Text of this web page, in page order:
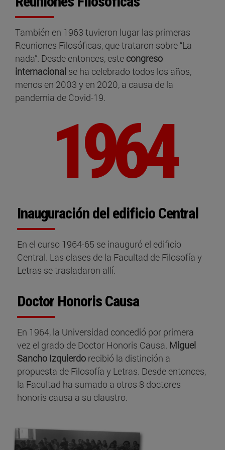
También en 1963 tuvieron lugar las primeras
Reuniones Filosóficas, que trataron sobre “La
nada”. Desde entonces, este congreso
internacional se ha celebrado todos los años,
menos en 2003 y en 2020, a causa de la
pandemia de Covid-19.
1964
Inauguración del edificio Central
En el curso 1964-65 se inauguró el edificio
Central. Las clases de la Facultad de Filosofía y
Letras se trasladaron allí.
Doctor Honoris Causa
En 1964, la Universidad concedió por primera
vez el grado de Doctor Honoris Causa. Miguel
Sancho Izquierdorecibió la distinción a
propuesta de Filosofía y Letras. Desde entonces,
la Facultad ha sumado a otros 8 doctores
honoris causa a su claustro.